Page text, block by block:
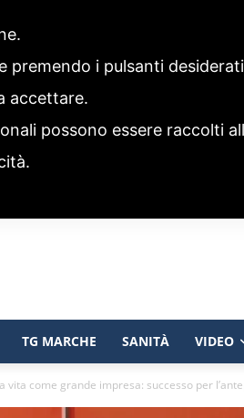
TG MARCHE SANITÀ VIDEO
vita come grande impresa: successo per
premendo i pulsanti
accettare.
possono essere raccolti